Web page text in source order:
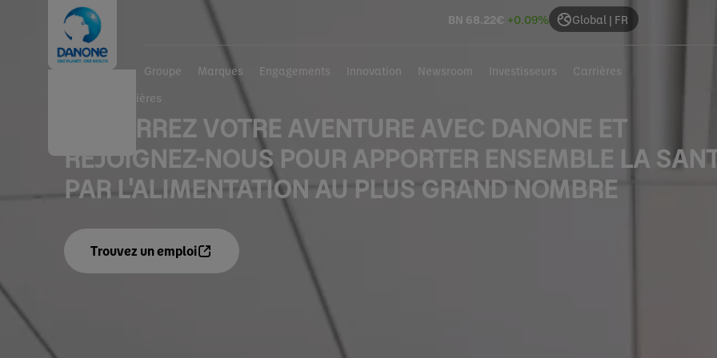
Groupe Marques Engagements Innovation Newsroom Investisseurs Carrières
BN 68.22€ +0.09% Global | FR
Carrières
DÉMARREZ VOTRE AVENTURE AVEC DANONE ET
REJOIGNEZ-NOUS POUR APPORTER ENSEMBLE LA
PAR L'ALIMENTATION AU PLUS GRAND NOMBRE
Trouvez un emploi